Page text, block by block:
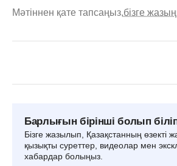
Мәтіннен қате тапсаңыз,бізге
Барлығын бірінші болып
Бізге жазылып, Қазақстанның өзекті
қызықты суреттер, видеолар мен
хабардар болыңыз.